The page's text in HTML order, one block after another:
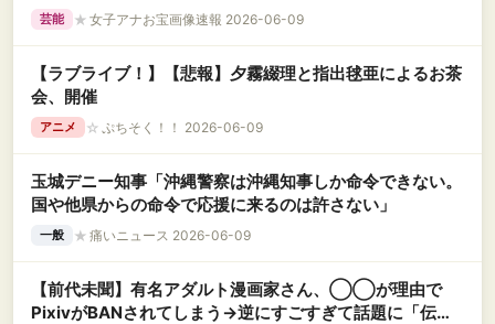
芸能 ★ 女子アナお宝画像速報 2026-06-09
【ラブライブ！】【悲報】夕霧綴理と指出毬亜によるお茶
会、開催
アニメ ☆ ぷちそく！！ 2026-06-09
玉城デニー知事「沖縄警察は沖縄知事しか命令できない。
国や他県からの命令で応援に来るのは許さない」
一般 ★ 痛いニュース 2026-06-09
【前代未聞】有名アダルト漫画家さん、◯◯が理由で
PixivがBANされてしまう→逆にすごすぎて話題に「伝説